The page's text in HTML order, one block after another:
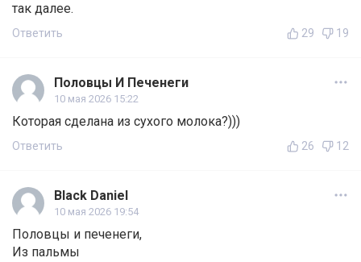
так далее.
Ответить 29 19
Половцы И Печенеги
10 мая 2026 15:22
Которая сделана из сухого молока?)))
Ответить 26 12
Black Daniel
10 мая 2026 19:54
Половцы и печенеги,
Из пальмы